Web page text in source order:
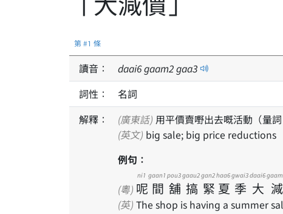
第 #1 條
讀音： daai6gaam2gaa3
詞性：
名詞
解釋：
(廣東話) 用平價賣嘢出去嘅活動（量詞
(英文) big sale; big price reductions
例句：
(粵) 呢
ni1
間
gaan1
舖
pou3
搞
gaau2
緊
gan2
夏
haa6
季
gwai3
大
daai6
減
(英) The shop is having a summer